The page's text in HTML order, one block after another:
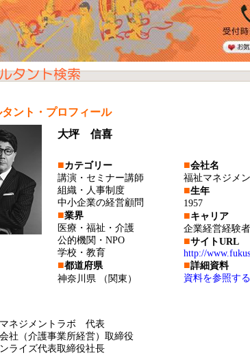
ント・プロフィール
大坪 信喜
■カテゴリー
講演・セミナー講師
組織・人事制度
中小企業の経営顧問
■業界
医療・福祉・介護
公的機関・NPO
学校・教育
■都道府県
神奈川県
（関東）
■会社名
福祉マネジメ
■生年
1957
■キャリア
企業経営経験者
■サイトURL
http://
■詳細資料
資料を参照する
ネジメントラボ 代表
社（介護事業所経営）取締役
ライズ代表取締役社長